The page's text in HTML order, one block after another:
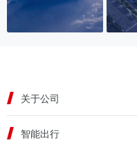
关于公司
智能出行